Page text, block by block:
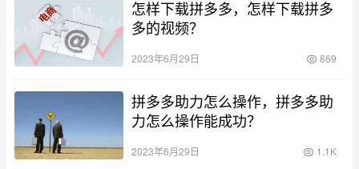
怎样下载拼多多，怎样下载拼多
多的视频？
2023年6月29日 869
拼多多助力怎么操作，拼多多助
力怎么操作能成功？
2023年6月29日 1.1K